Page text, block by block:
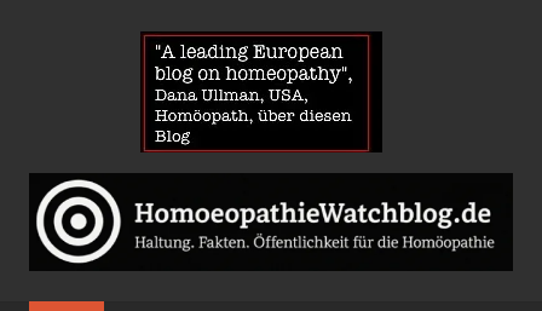
News
über
Homöopathie
und